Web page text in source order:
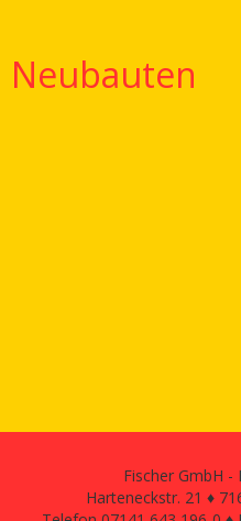
Neubauten
Fischer GmbH
Harteneckstr. 21 ♦